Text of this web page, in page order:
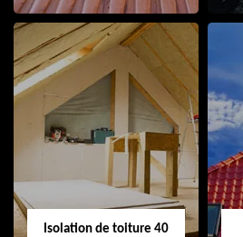
Urgence fuite de
toiture 40
Isolation de toiture 40